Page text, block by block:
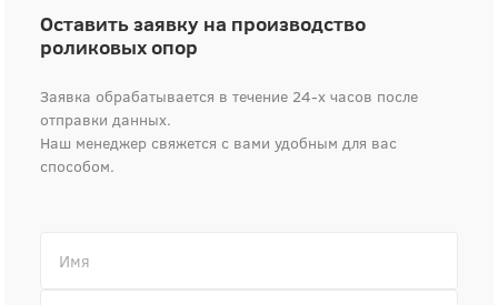
Оставить заявку на производство
роликовых опор
Заявка обрабатывается в течение 24-х часов после
отправки данных.
Наш менеджер свяжется с вами удобным для вас
способом.